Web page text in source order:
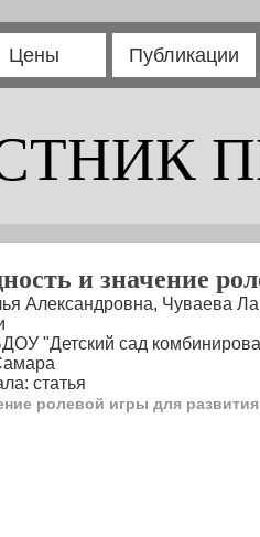
Цены Публикации
и значение
Александровна, Чуваева
"Детский сад
статья
ролевой игры для